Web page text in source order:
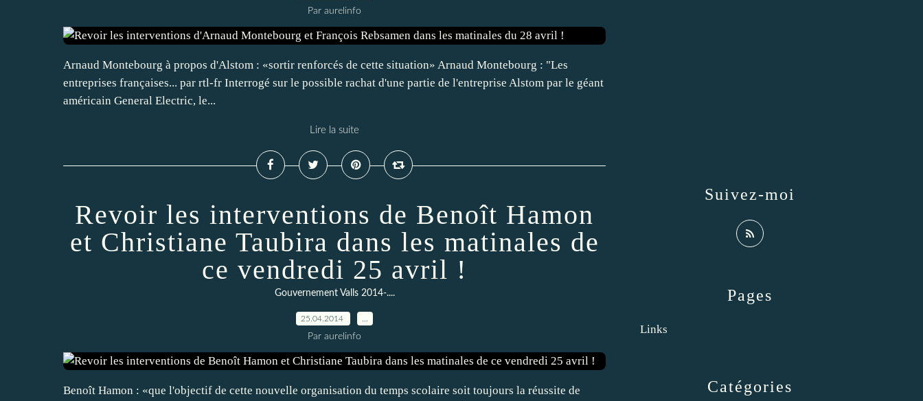
Par aurelinfo
Arnaud Montebourg à propos d'Alstom : «sortir renforcés de cette situation» Arnaud Montebourg : "Les
entreprises françaises... par rtl-fr Interrogé sur le possible rachat d'une partie de l'entreprise Alstom par le géant
américain General Electric, le...
Lire la suite
Revoir les interventions de Benoît Hamon
et Christiane Taubira dans les matinales de
ce vendredi 25 avril !
Gouvernement Valls 2014-....
25.04.2014
Par aurelinfo
Benoît Hamon : «que l'objectif de cette nouvelle organisation du temps scolaire soit toujours la réussite de
Catégories
Pages
Links
Suivez-moi